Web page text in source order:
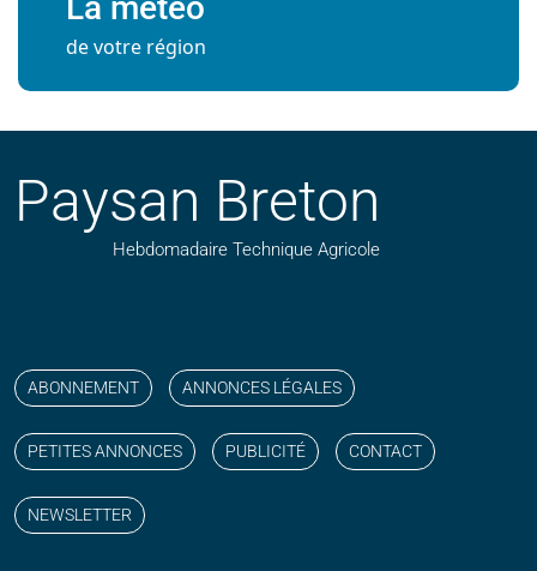
de votre région
Paysan Breton
Hebdomadaire Technique Agricole
ABONNEMENT ANNONCES LÉGALES
PETITES ANNONCES PUBLICITÉ CONTACT
NEWSLETTER